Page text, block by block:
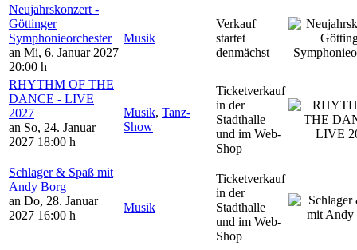
Neujahrskonzert -
Göttinger
Symphonieorchester
an Mi, 6. Januar 2027
20:00 h
Musik
Verkauf
startet
denmächst
RHYTHM OF THE
DANCE - LIVE
2027
an So, 24. Januar
2027 18:00 h
Musik, Tanz-
Show
Ticketverkauf
in der
Stadthalle
und im Web-
Shop
Schlager & Spaß mit
Andy Borg
an Do, 28. Januar
2027 16:00 h
Musik
Ticketverkauf
in der
Stadthalle
und im Web-
Shop